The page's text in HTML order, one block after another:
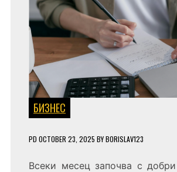
БИЗНЕС
PD OCTOBER 23, 2025 BYBORISLAV123
Всеки месец започва с